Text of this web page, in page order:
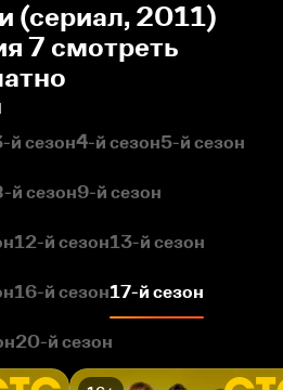
(сериал, 2011)
7 смотреть
й сезон4-й сезон5-й сезон
й сезон9-й сезон
12-й сезон13-й сезон
16-й сезон17-й сезон
20-й сезон